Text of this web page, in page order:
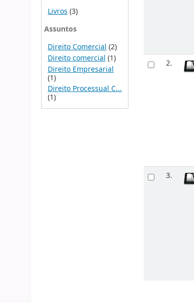
Livros (3)
Assuntos
Direito Comercial (2)
Direito comercial (1)
Direito Empresarial
(1)
Direito Processual C...
(1)
2.
3.